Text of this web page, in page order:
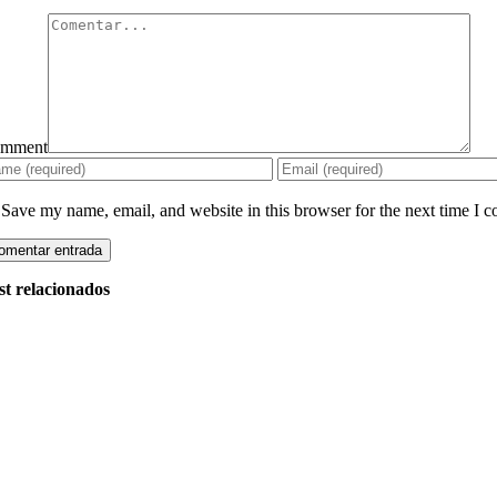
Save my name, email, and website in this browser for the next time I
relacionados